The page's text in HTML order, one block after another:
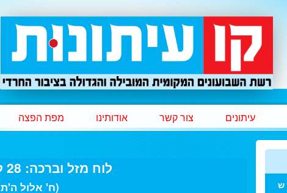
מפת הפצה אודותינו צור קשר עיתונים
לוח מזל וברכה: 28 לאוגוסט 2020
(ח' אלול
ש